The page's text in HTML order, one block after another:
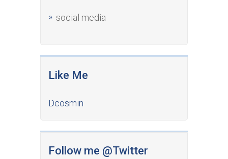
social media
Like Me
Dcosmin
Follow me @Twitter